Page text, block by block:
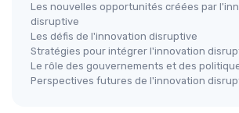
Les nouvelles opportunités créées par
disruptive
Les défis de l'innovation disruptive
Stratégies pour intégrer l'innovation
Le rôle des gouvernements et des
Perspectives futures de l'innovation